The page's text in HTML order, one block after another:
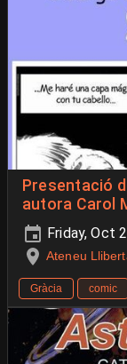
Presentació
autora Carol
Friday, Oct
Ateneu
Gràcia comic